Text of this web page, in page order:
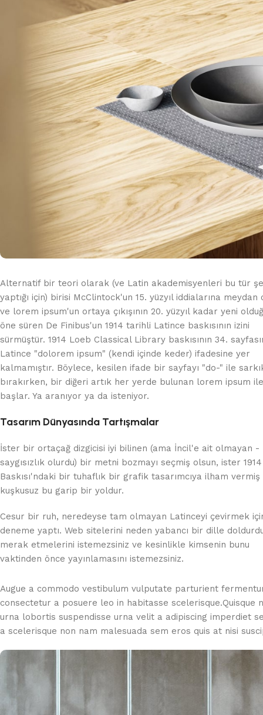
Alternatif bir teori olarak (ve Latin akademisyenleri bu tür
yaptığı için) birisi McClintock'un 15. yüzyıl iddialarına meydan
ve lorem ipsum'un ortaya çıkışının 20. yüzyıl kadar yeni
öne süren De Finibus'un 1914 tarihli Latince baskısının izini
sürmüştür. 1914 Loeb Classical Library baskısının 34.
Latince "dolorem ipsum" (kendi içinde keder) ifadesine yer
kalmamıştır. Böylece, kesilen ifade bir sayfayı "do-" ile
bırakırken, bir diğeri artık her yerde bulunan lorem ipsum ile
başlar. Ya aranıyor ya da isteniyor.
Tasarım Dünyasında Tartışmalar
İster bir ortaçağ dizgicisi iyi bilinen (ama İncil'e ait olmayan -
saygısızlık olurdu) bir metni bozmayı seçmiş olsun, ister
Baskısı'ndaki bir tuhaflık bir grafik tasarımcıya ilham vermiş
kuşkusuz bu garip bir yoldur.
Cesur bir ruh, neredeyse tam olmayan Latinceyi çevirmek
deneme yaptı. Web sitelerini neden yabancı bir dille
merak etmelerini istemezsiniz ve kesinlikle kimsenin bunu
vaktinden önce yayınlamasını istemezsiniz.
Augue a commodo vestibulum vulputate parturient
consectetur a posuere leo in habitasse
urna lobortis suspendisse urna velit a adipiscing imperdiet
a scelerisque non nam malesuada sem eros quis at nisi